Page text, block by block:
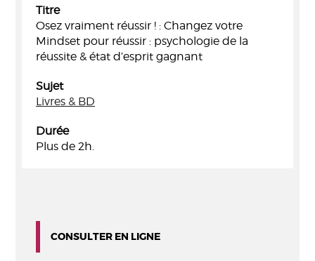
Titre
Osez vraiment réussir ! : Changez votre
Mindset pour réussir : psychologie de la
réussite & état d’esprit gagnant
Sujet
Livres & BD
Durée
Plus de 2h.
CONSULTER EN LIGNE